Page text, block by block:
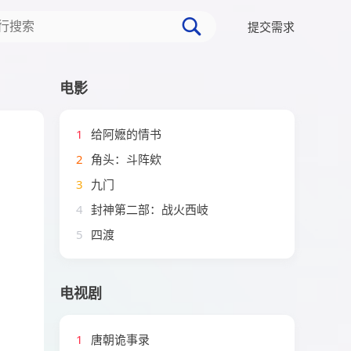
提交需求
电影
1
给阿嬷的情书
2 角头：斗阵欸
3 九门
4 封神第二部：战火西岐
5 四渡
电视剧
1 唐朝诡事录